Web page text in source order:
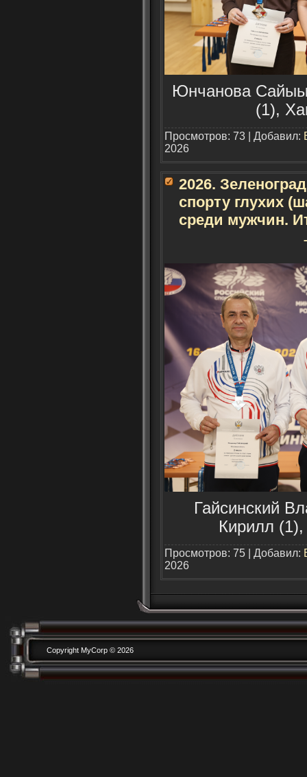
Юнчанова
(1),
Просмотров: 73 | Добавил:
2026
2026.
спорту глухих
среди мужчин.
Гайсинский
Кирилл
Просмотров: 75 | Добавил:
2026
Copyright MyCorp © 2026